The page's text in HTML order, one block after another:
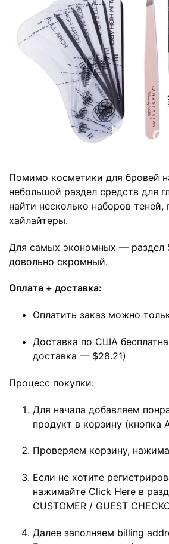
Помимо косметики для бровей
небольшой раздел средств для
найти несколько наборов теней,
хайлайтеры.
Для самых экономных — раздел
довольно скромный.
Оплата + доставка:
Оплатить заказ можно
Доставка по США
доставка — $28.21)
Процесс покупки:
Для начала добавляем
продукт в корзину (кнопка
Проверяем корзину,
Если не хотите
нажимайте Click Here в
CUSTOMER / GUEST
Далее заполняем billing